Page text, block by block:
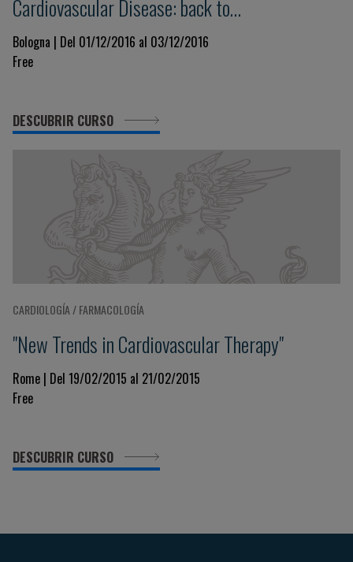
Cardiovascular Disease: back to
pathophysiology
Bologna | Del 01/12/2016 al 03/12/2016
Free
DESCUBRIR CURSO
CARDIOLOGÍA / FARMACOLOGÍA
"New Trends in Cardiovascular Therapy"
Rome | Del 19/02/2015 al 21/02/2015
Free
DESCUBRIR CURSO